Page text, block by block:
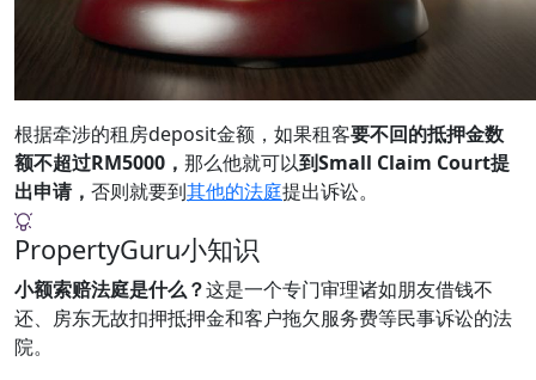
根据牵涉的租房deposit金额，如果租客要不回的抵押金数
额不超过RM5000， 那么他就可以到Small Claim Court提
出申请， 否则就要到其他的法庭提出诉讼。
PropertyGuru小知识
小额索赔法庭是什么？这是一个专门审理诸如朋友借钱不
还、房东无故扣押抵押金和客户拖欠服务费等民事诉讼的法
院。